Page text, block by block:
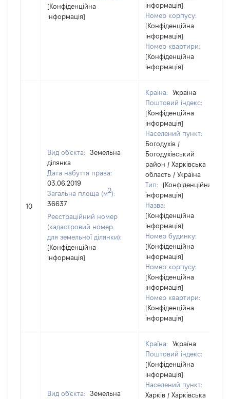
[Конфіденційна
інформація]
інформація]
Номер корпусу:
[Конфіденційна
інформація]
Номер квартири:
[Конфіденційна
інформація]
10
Вид об'єкта:
Земельна
ділянка
Дата набуття права:
03.06.2019
Загальна площа (м2):
36637
Реєстраційний номер
(кадастровий номер
для земельної ділянки):
[Конфіденційна
інформація]
Країна:
Україна
Поштовий індекс:
[Конфіденційна
інформація]
Населений пункт:
Богодухів /
Богодухівський
район / Харківська
область / Україна
Тип:
[Конфіденційна
інформація]
Назва:
[Конфіденційна
інформація]
Номер будинку:
[Конфіденційна
інформація]
Номер корпусу:
[Конфіденційна
інформація]
Номер квартири:
[Конфіденційна
інформація]
Вид об'єкта: Земельна
Країна:
Україна
Поштовий індекс:
[Конфіденційна
інформація]
Населений пункт:
Харків / Харківська